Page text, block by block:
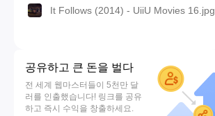
It Follows (2014) - UiiU Movies 16.jpg
공유하고 큰 돈을 벌다
전 세계 웹마스터들이 5천만 달
러를 인출했습니다! 링크를 공유
하고 즉시 수익을 창출하세요.